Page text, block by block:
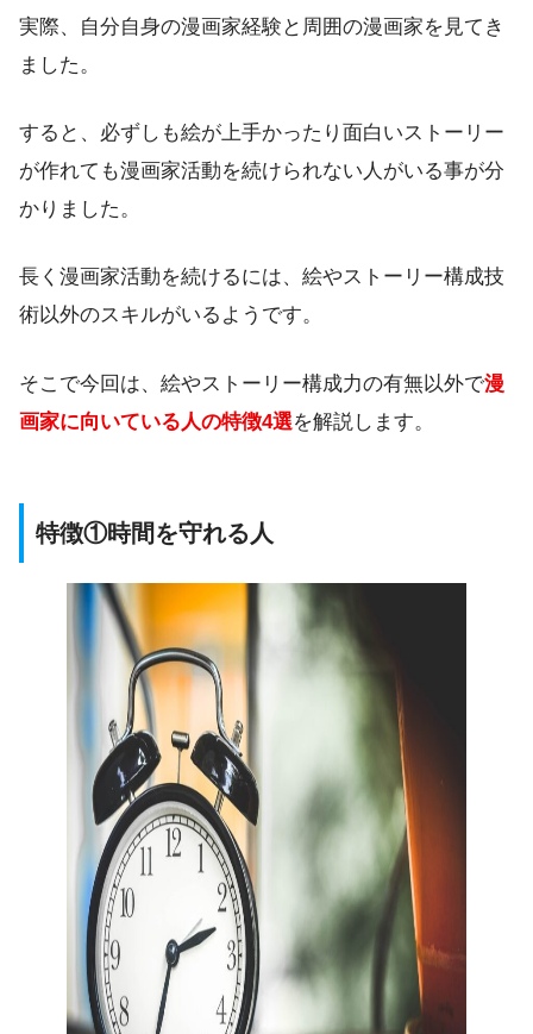
実際、自分自身の漫画家経験と周囲の漫画家を見てき
ました。
すると、必ずしも絵が上手かったり面白いストーリー
が作れても漫画家活動を続けられない人がいる事が分
かりました。
長く漫画家活動を続けるには、絵やストーリー構成技
術以外のスキルがいるようです。
そこで今回は、絵やストーリー構成力の有無以外で漫
画家に向いている人の特徴4選を解説します。
特徴①時間を守れる人